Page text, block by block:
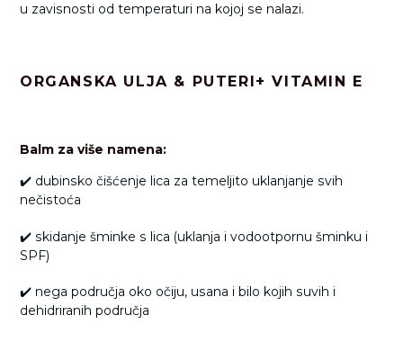
u zavisnosti od temperaturi na kojoj se nalazi.
ORGANSKA ULJA & PUTERI+ VITAMIN E
Balm za više namena:
✔️ dubinsko čišćenje lica za temeljito uklanjanje svih
nečistoća
✔️ skidanje šminke s lica (uklanja i vodootpornu šminku i
SPF)
✔️ nega područja oko očiju, usana i bilo kojih suvih i
dehidriranih područja